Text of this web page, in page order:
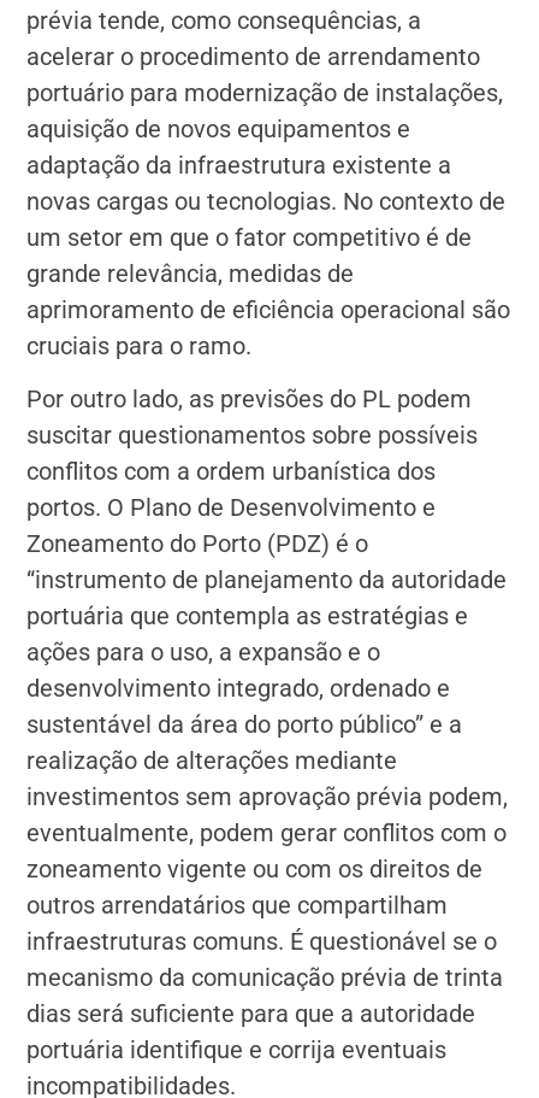
prévia tende, como consequências, a
acelerar o procedimento de arrendamento
portuário para modernização de instalações,
aquisição de novos equipamentos e
adaptação da infraestrutura existente a
novas cargas ou tecnologias. No contexto de
um setor em que o fator competitivo é de
grande relevância, medidas de
aprimoramento de eficiência operacional são
cruciais para o ramo.
Por outro lado, as previsões do PL podem
suscitar questionamentos sobre possíveis
conflitos com a ordem urbanística dos
portos. O Plano de Desenvolvimento e
Zoneamento do Porto (PDZ) é o
“instrumento de planejamento da autoridade
portuária que contempla as estratégias e
ações para o uso, a expansão e o
desenvolvimento integrado, ordenado e
sustentável da área do porto público” e a
realização de alterações mediante
investimentos sem aprovação prévia podem,
eventualmente, podem gerar conflitos com o
zoneamento vigente ou com os direitos de
outros arrendatários que compartilham
infraestruturas comuns. É questionável se o
mecanismo da comunicação prévia de trinta
dias será suficiente para que a autoridade
portuária identifique e corrija eventuais
incompatibilidades.